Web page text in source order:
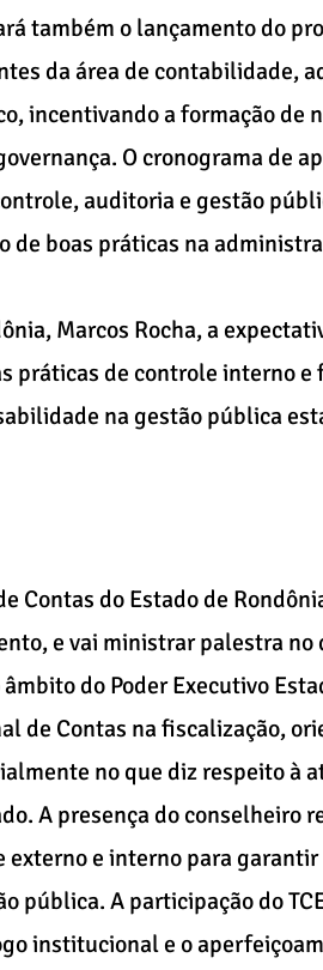
também o lançamento do
da área de contabilidade,
incentivando a formação de
O cronograma de
auditoria e gestão
de boas práticas na
Marcos Rocha, a
práticas de controle interno
na gestão pública
Contas do Estado de
e vai ministrar palestra no
âmbito do Poder Executivo
de Contas na fiscalização,
no que diz respeito à
A presença do conselheiro
externo e interno para
pública. A participação do
institucional e o